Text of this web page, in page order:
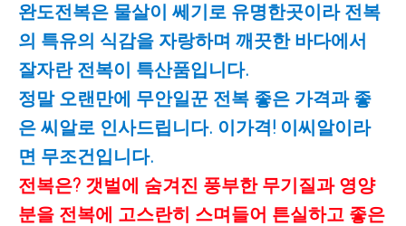
완도전복은 물살이 쎄기로 유명한곳이라 전복
의 특유의 식감을 자랑하며 깨끗한 바다에서
잘자란 전복이 특산품입니다.
정말 오랜만에 무안일꾼 전복 좋은 가격과 좋
은 씨알로 인사드립니다. 이가격! 이씨알이라
면 무조건입니다.
전복은? 갯벌에 숨겨진 풍부한 무기질과 영양
분을 전복에 고스란히 스며들어 튼실하고 좋은